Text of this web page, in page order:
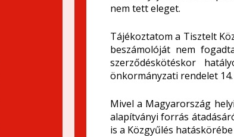
nem tett eleget.
Tájékoztatom a Tisztelt
beszámolóját nem
szerződéskötéskor
önkormányzati rendelet 14.
Mivel a Magyarország
alapítványi forrás
is a Közgyűlés